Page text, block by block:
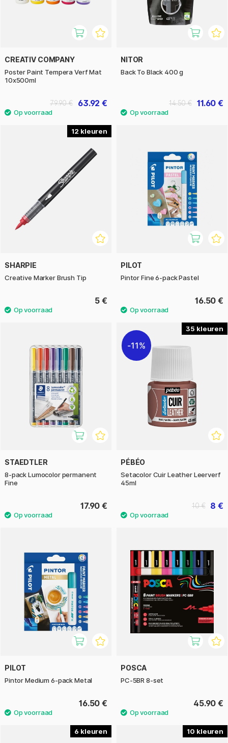
CREATIV COMPANY
Poster Paint Tempera Verf Mat
10x500ml
63.92 €
79.90 €
NITOR
Back To Black 400 g
11.60 €
14.50 €
12
SHARPIE
Creative Marker Brush Tip
5 €
PILOT
Pintor Fine 6-pack Pastel
16.50 €
STAEDTLER
8-pack Lumocolor permanent
Fine
17.90 €
35
11%
PÉBÉO
Setacolor Cuir Leather Leerverf
45ml
8 €
10 €
PILOT
Pintor Medium 6-pack Metal
16.50 €
POSCA
PC-5BR 8-set
45.90 €
6 10